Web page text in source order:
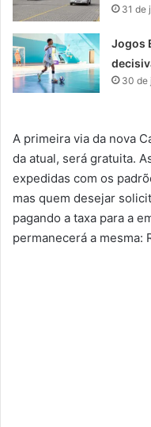
31 de
Jogos
30 de
A primeira via da nova
da atual, será gratuita.
expedidas com os
mas quem desejar
pagando a taxa para a
permanecerá a mesma: